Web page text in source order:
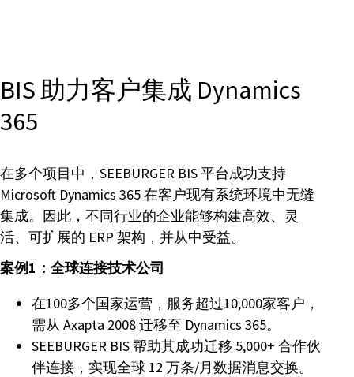
BIS 助力客户集成 Dynamics
365
在多个项目中，SEEBURGER BIS 平台成功支持
Microsoft Dynamics 365 在客户现有系统环境中无缝
集成。因此，不同行业的企业能够构建高效、灵
活、可扩展的 ERP 架构，并从中受益。
案例1：全球连接技术公司
在100多个国家运营，服务超过10,000家客户，
需从 Axapta 2008 迁移至 Dynamics 365。
SEEBURGER BIS 帮助其成功迁移 5,000+ 合作伙
伴连接，实现全球 12 万条/月数据消息交换。